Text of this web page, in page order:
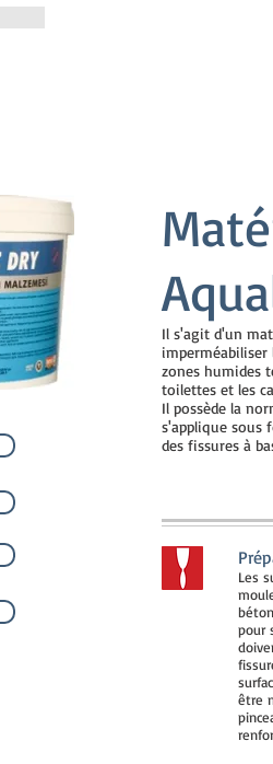
Il s'agit d'un
zones humides
toilettes et les
Il possède la
s'applique sous
des fissures à
Les
pour
être